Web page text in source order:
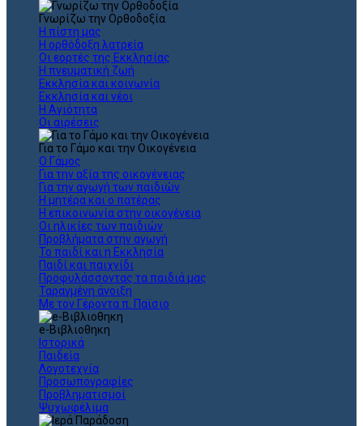
Γνωρίζω την Ορθοδοξία
Η πίστη μας
Η ορθόδοξη λατρεία
Οι εορτές της Εκκλησίας
Η πνευματική ζωή
Εκκλησία και κοινωνία
Εκκλησία και νέοι
Η Αγιότητα
Οι αιρέσεις
Για το Γάμο και την Οικογένεια
Ο Γάμος
Για την αξία της οικογένειας
Για την αγωγή των παιδιών
Η μητέρα και ο πατέρας
Η επικοινωνία στην οικογένεια
Οι ηλικίες των παιδιών
Προβλήματα στην αγωγή
Το παιδί και η Εκκλησία
Παιδί και παιχνίδι
Προφυλάσσοντας τα παιδιά μας
Ταραγμένη άνοιξη
Με τον Γέροντα π. Παϊσιο
e-Βιβλιοθηκη
Ιστορικά
Παιδεία
Λογοτεχνία
Προσωπογραφίες
Προβληματισμοί
Ψυχωφέλιμα